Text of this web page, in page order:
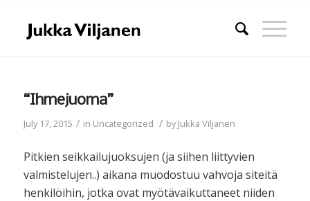
“Ihmejuoma”
July 17, 2015 / in Uncategorized / byJukka Viljanen
Pitkien seikkailujuoksujen (ja siihen liittyvien
valmistelujen..) aikana muodostuu vahvoja siteitä
henkilöihin, jotka ovat myötävaikuttaneet niiden